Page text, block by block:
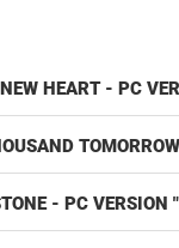
HEART - PC
- PC VERSION